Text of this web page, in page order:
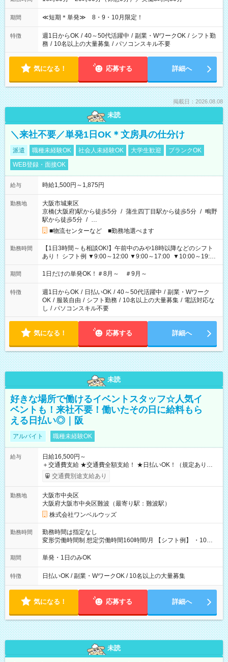
期間 ≪短期＊単発≫ 8・9・10月限定！
特徴 週1日からOK / 40～50代活躍中 / 副業・WワークOK / シフト勤
務 / 10名以上の大量募集 / パソコンスキル不要
気になる！ 応募する 詳細へ
掲載日：2026.08.08
未読
＼来社不要／単発1日OK＊文房具の仕分け
派遣 職種未経験OK 社会人未経験OK 大学生歓迎
ブランクOK
WEB登録・面接OK
給与 時給1,500円～1,875円
勤務地
大阪市城東区
京橋(大阪府)駅から徒歩5分 / 蒲生四丁目駅から徒歩5分 / 鴫野
駅から徒歩5分 / …
■物流センターなど ■勤務地選べます
勤務時間
【1日3時間～も相談OK!】午前中のみや18時以降などのシフト
あり！ シフト例 ▼9:00～12:00 ▼9:00～17:00 ▼10:00～19:00
▼18:00～21:00
期間 1日だけの単発OK！＃8月～ ＃9月～
特徴 週1日からOK / 日払いOK / 40～50代活躍中 / 副業・Wワーク
OK / 服装自由 / シフト勤務 / 10名以上の大量募集 / 電話対応な
し / パソコンスキル不要
気になる！ 応募する 詳細へ
未読
好きな場所で働けるイベントスタッフ☆人気イ
ベントも！来社不要！働いたその日に給料もら
える日払い◎｜阪
アルバイト 職種未経験OK
給与
日給16,500円～
＋交通費支給 ★交通費全額支給！ ★日払いOK！（規定あり） ┗
働いたその日に現金GET♪ お仕事後はコンビニATMから 日払
交通費別途支給あり
勤務地
大阪市中央区
大阪府大阪市中央区難波（最寄り駅：難波駅）
株式会社ワンベルウッズ
勤務時間
勤務時間は指定なし
変形労働時間制 想定労働時間160時間/月 【シフト例】 ・10：
00～20：00
期間 単発・1日のみOK
特徴 日払いOK / 副業・WワークOK / 10名以上の大量募集
気になる！ 応募する 詳細へ
未読